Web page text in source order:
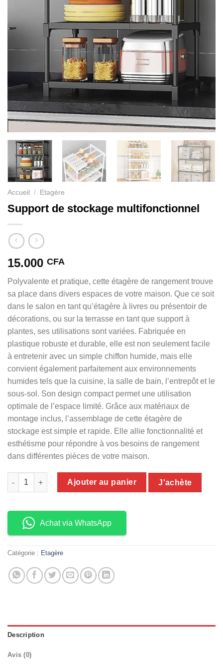
Accueil / Etagère
Support de stockage multifonctionnel
15.000 CFA
Polyvalente et pratique, cette étagère de rangement trouve
sa place dans divers espaces de votre maison. Que ce soit
dans le salon en tant qu’étagère à livres ou présentoir de
décorations, ou sur la terrasse en tant que support à
plantes, ses utilisations sont variées. Fabriquée en
plastique robuste et durable, elle est non seulement facile
à entretenir avec un simple chiffon humide, mais elle
convient également parfaitement aux environnements
humides tels que la cuisine, la salle de bain, l’entrepôt et le
sous-sol. Son design compact permet une utilisation
optimale de l’espace limité. Grâce aux matériaux de
montage inclus, l’assemblage de cette étagère de
stockage est simple et rapide. Elle allie fonctionnalité et
esthétisme pour répondre à vos besoins de rangement
dans différentes pièces de votre maison.
quantité de Support de stockage multifonctionnel
Ajouter au panier J'achète
Achat via WhatsApp
Catégorie : Etagère
Description
Avis (0)